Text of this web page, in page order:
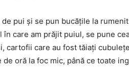
pui și se pun bucățile la
care am prăjit puiul, se pune
cartofii care au fost tăiați
de oră la foc mic, până ce toate